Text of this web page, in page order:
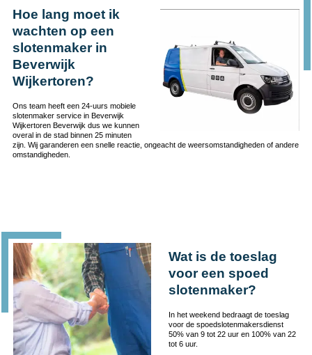
Hoe lang moet ik
wachten op een
slotenmaker in
Beverwijk
Wijkertoren?
Ons team heeft een 24-uurs mobiele
slotenmaker service in Beverwijk
Wijkertoren Beverwijk dus we kunnen
overal in de stad binnen 25 minuten
zijn. Wij garanderen een snelle reactie, ongeacht de weersomstandigheden of andere
omstandigheden.
Wat is de toeslag
voor een spoed
slotenmaker?
In het weekend bedraagt de toeslag
voor de spoedslotenmakersdienst
50% van 9 tot 22 uur en 100% van 22
tot 6 uur.